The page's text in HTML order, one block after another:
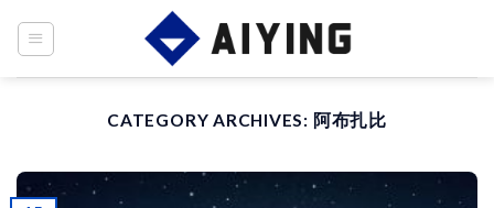
CATEGORY ARCHIVES: 阿布扎比